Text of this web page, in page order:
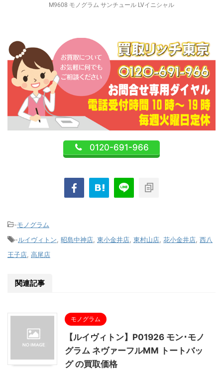
M9608 モノグラム サンチュール LVイニシャル
0120-691-966
-モノグラム
-ルイヴィトン 昭島中神店 東小金井店 東村山店 花小金井店 西八
王子店 高尾店
関連記事
モノグラム
【ルイヴィトン】P01926 モン･モノ
グラム ネヴァーフルMM トートバッ
グ の買取価格